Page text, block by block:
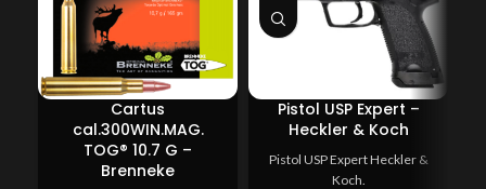
Cartus
cal.300WIN.MAG.
TOG® 10.7 G –
Brenneke
Pistol USP Expert –
Heckler & Koch
Pistol USP Expert Heckler &
Koch.